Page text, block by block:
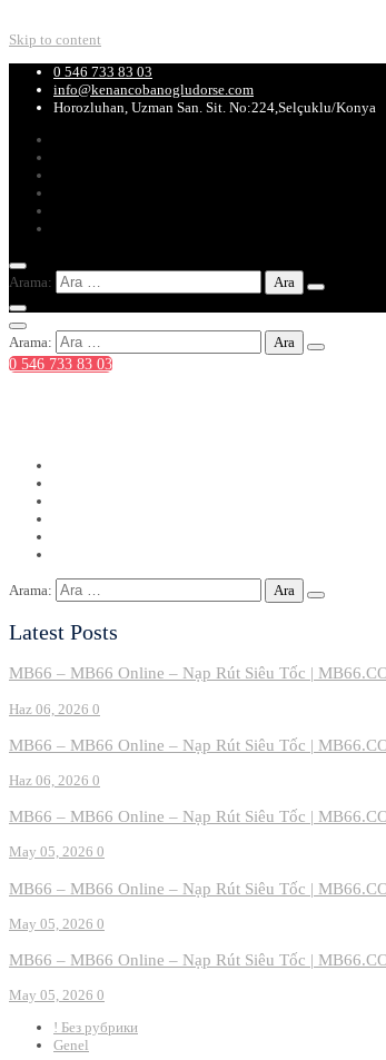
Skip to content
0 546 733 83 03
info@kenancobanogludorse.com
Horozluhan, Uzman San. Sit. No:224,Selçuklu/Konya
Arama:
Arama:
0 546 733 83 03
Arama:
Latest Posts
MB66 – MB66 Online – Nạp Rút Siêu Tốc |
Haz 06, 2026 0
MB66 – MB66 Online – Nạp Rút Siêu Tốc |
Haz 06, 2026 0
MB66 – MB66 Online – Nạp Rút Siêu Tốc |
May 05, 2026 0
MB66 – MB66 Online – Nạp Rút Siêu Tốc |
May 05, 2026 0
MB66 – MB66 Online – Nạp Rút Siêu Tốc |
May 05, 2026 0
! Без рубрики
Genel